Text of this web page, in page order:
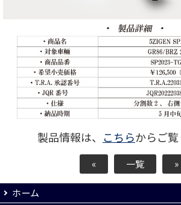
製品情報は、 こちらからご覧
« 一覧 »
ホーム